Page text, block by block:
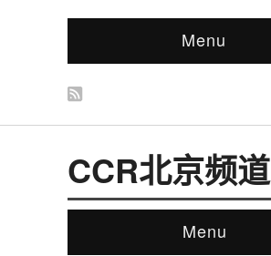
Menu
CCR北京频道
Menu